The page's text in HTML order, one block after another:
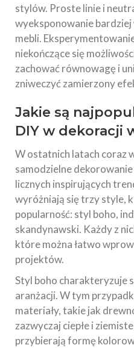
stylów. Proste linie i
wyeksponowanie
mebli.
niekończące się
zachować równowagę i
zniweczyć zamierzony
Jakie są
DIY w dekoracji
W ostatnich latach coraz
samodzielne
licznych inspirujących
wyróżniają się trzy style,
popularność: styl boho,
skandynawski. Każdy z
które można łatwo
projektów.
Styl boho charakteryzuje
aranżacji. W tym
materiały, takie jak
zazwyczaj ciepłe i
przybierają formę